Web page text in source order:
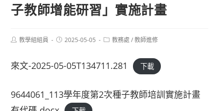
子教師增能研習」實施計畫
Post教學組組員
Post2025-05-05
Post教務處 / 教師進修
來文-2025-05-05T134711.281 下載
9644061_113學年度第2次種子教師培訓實施計畫